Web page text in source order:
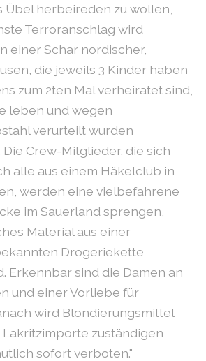
Übel herbeireden zu wollen,
Terroranschlag wird
einer Schar nordischer,
die jeweils 3 Kinder haben
zum 2ten Mal verheiratet sind,
leben und wegen
verurteilt wurden
Crew-Mitglieder, die sich
alle aus einem Häkelclub in
werden eine vielbefahrene
im Sauerland sprengen,
Material aus einer
Drogeriekette
Erkennbar sind die Damen an
und einer Vorliebe für
wird Blondierungsmittel
zuständigen
sofort verboten."